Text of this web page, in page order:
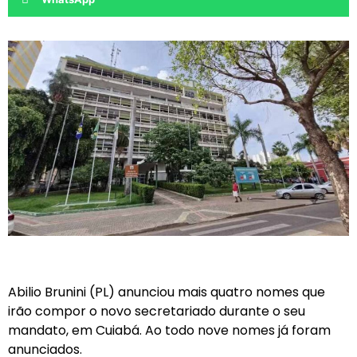
Abilio Brunini (PL) anunciou mais quatro nomes que
irão compor o novo secretariado durante o seu
mandato, em Cuiabá. Ao todo nove nomes já foram
anunciados.